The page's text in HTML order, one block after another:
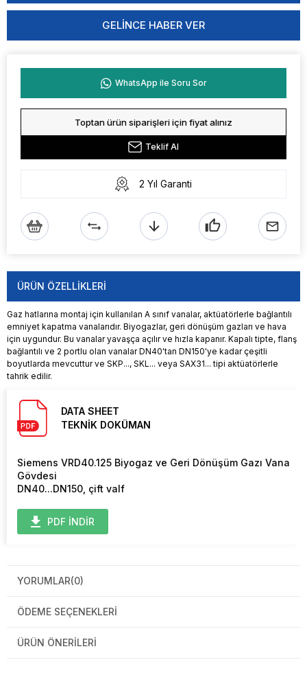
GELINCE HABER VER
WhatsApp ile Soru Sor
Toptan ürün siparişleri için fiyat alınız
Teklif Al
2 Yıl Garanti
ÜRÜN ÖZELLIKLERI
Gaz hatlarına montaj için kullanılan A sınıf vanalar, aktüatörlerle bağlantılı
emniyet kapatma vanalarıdır. Biyogazlar, geri dönüşüm gazları ve hava
için uygundur. Bu vanalar yavaşça açılır ve hızla kapanır. Kapalı tipte, flanş
bağlantılı ve 2 portlu olan vanalar DN40'tan DN150'ye kadar çeşitli
boyutlarda mevcuttur ve SKP..., SKL... veya SAX31... tipi aktüatörlerle
tahrik edilir.
DATA SHEET
TEKNİK DOKÜMAN
Siemens VRD40.125 Biyogaz ve Geri Dönüşüm Gazı Vana
Gövdesi
DN40...DN150, çift valf
PDF İNDİR
YORUMLAR(0)
ÖDEME SEÇENEKLERI
ÜRÜN ÖNERILERI